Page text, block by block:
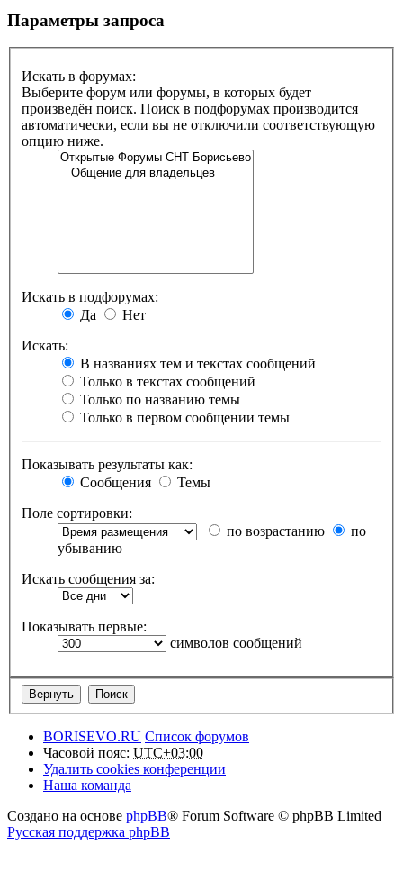
Параметры запроса
Искать в форумах:
Выберите форум или форумы, в которых будет
произведён поиск. Поиск в подфорумах производится
автоматически, если вы не отключили соответствующую
опцию ниже.
Искать в подфорумах:
Да
Нет
Искать:
В названиях тем и текстах сообщений
Только в текстах сообщений
Только по названию темы
Только в первом сообщении темы
Показывать результаты как:
Сообщения
Темы
Поле сортировки:
по возрастанию
по
убыванию
Искать сообщения за:
Показывать первые:
символов сообщений
BORISEVO.RU Список форумов
Часовой пояс: UTC+03:00
Удалить cookies конференции
Наша команда
Создано на основе phpBB® Forum Software © phpBB Limited
Русская поддержка phpBB